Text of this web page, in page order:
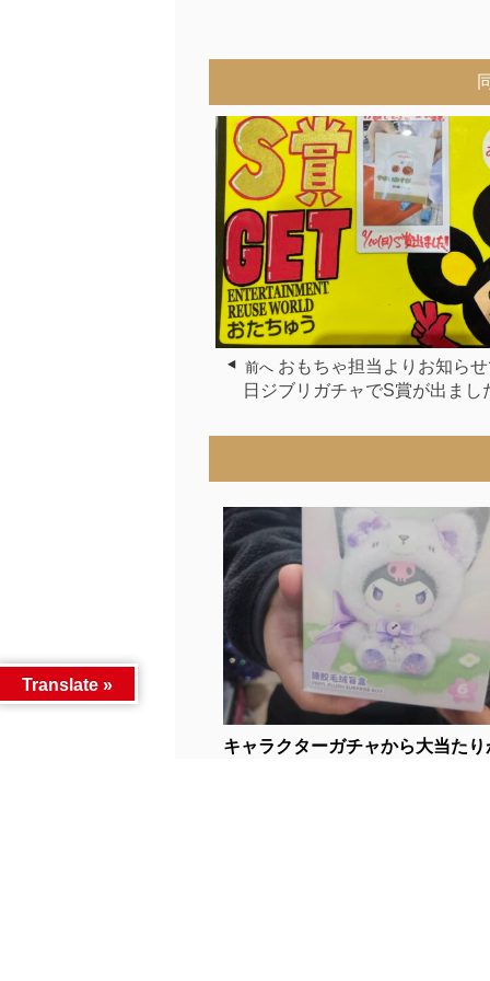
前へ おもちゃ担当よりお知ら
日ジブリガチャでS賞が出まし
キャラクターガチャから大当たり
Translate »